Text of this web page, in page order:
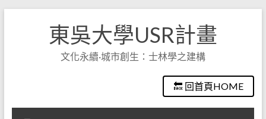
東吳大學USR計畫
文化永續·城市創生：士林學之建構
🔙 回首頁HOME